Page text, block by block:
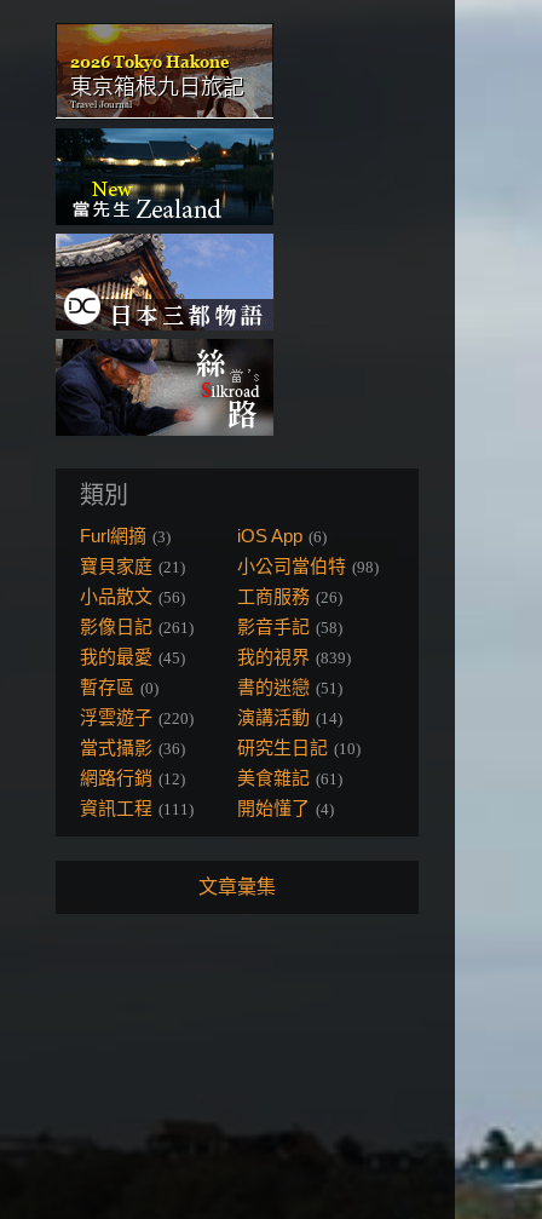
類別
Furl網摘 (3) iOS App (6)
寶貝家庭 (21) 小公司當伯特 (98)
小品散文 (56) 工商服務 (26)
影像日記 (261) 影音手記 (58)
我的最愛 (45) 我的視界 (839)
暫存區 (0) 書的迷戀 (51)
浮雲遊子 (220) 演講活動 (14)
當式攝影 (36) 研究生日記 (10)
網路行銷 (12) 美食雜記 (61)
資訊工程 (111) 開始懂了 (4)
文章彙集